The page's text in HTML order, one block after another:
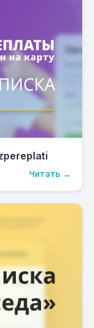
Читать →